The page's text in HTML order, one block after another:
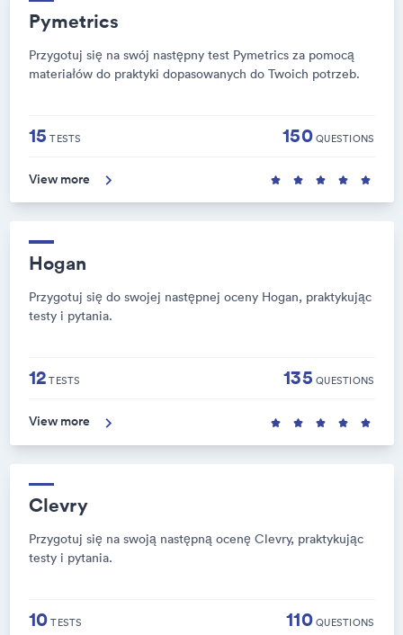
Pymetrics
Przygotuj się na swój następny test Pymetrics za pomocą
materiałów do praktyki dopasowanych do Twoich potrzeb.
15 TESTS 150QUESTIONS
View more
Hogan
Przygotuj się do swojej następnej oceny Hogan, praktykując
testy i pytania.
12TESTS 135 QUESTIONS
View more
Clevry
Przygotuj się na swoją następną ocenę Clevry, praktykując
testy i pytania.
10TESTS 110QUESTIONS